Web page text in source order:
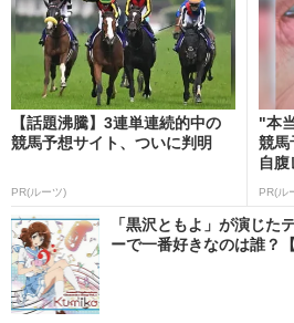
【話題沸騰】3連単連続的中の
競馬予想サイト、ついに判明
PR(ルーツ)
"本
競馬
自腹
PR(ル
「黒沢ともよ」が演じた
ーで一番好きなのは誰？